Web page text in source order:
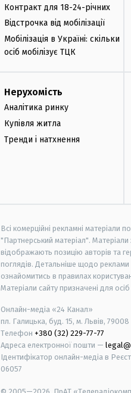
Контракт для 18-24-річних
Відстрочка від мобілізації
Мобілізація в Україні: скільки
осіб мобілізує ТЦК
Нерухомість
Аналітика ринку
Купівля житла
Тренди і натхнення
Всі комерційні рекламні матеріали
"Партнерський матеріал".
відображають позицію авторів та
поглядів. Детальніше щодо
ознайомитись в правилах
Матеріали сайту призначені для
Онлайн-медіа «24 Канал»
пл. Галицька, буд. 15, м. Львів, 79008
Телефон +380 (32) 229-77-77
Адреса електронної пошти —
Ідентифікатор онлайн-медіа в
06057